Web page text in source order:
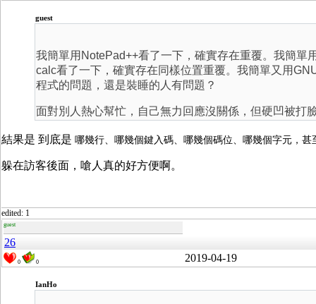
guest
我簡單用NotePad++看了一下，確實存在重覆。我簡單
calc看了一下，確實存在同樣位置重覆。我簡單又用
程式的問題，還是裝睡的人有問題？
面對別人熱心幫忙，自己無力回應沒關係，但硬凹被打
結果是 到底是 哪幾行、哪幾個鍵入碼、哪幾個碼位、哪幾個字元，
躲在訪客後面，嗆人真的好方便啊。
edited: 1
guest
26
0 0 2019-04-19
IanHo